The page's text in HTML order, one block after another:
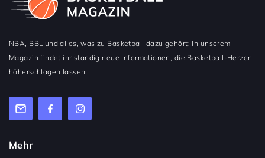
NBA, BBL und alles, was zu Basketball dazu gehört: In unserem
Magazin findet ihr ständig neue Informationen, die Basketball-Herzen
höherschlagen lassen.
Mehr